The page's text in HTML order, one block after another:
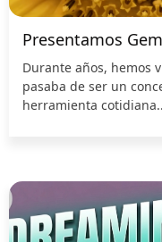
Presentamos
Durante años, hemos
pasaba de ser un
herramienta